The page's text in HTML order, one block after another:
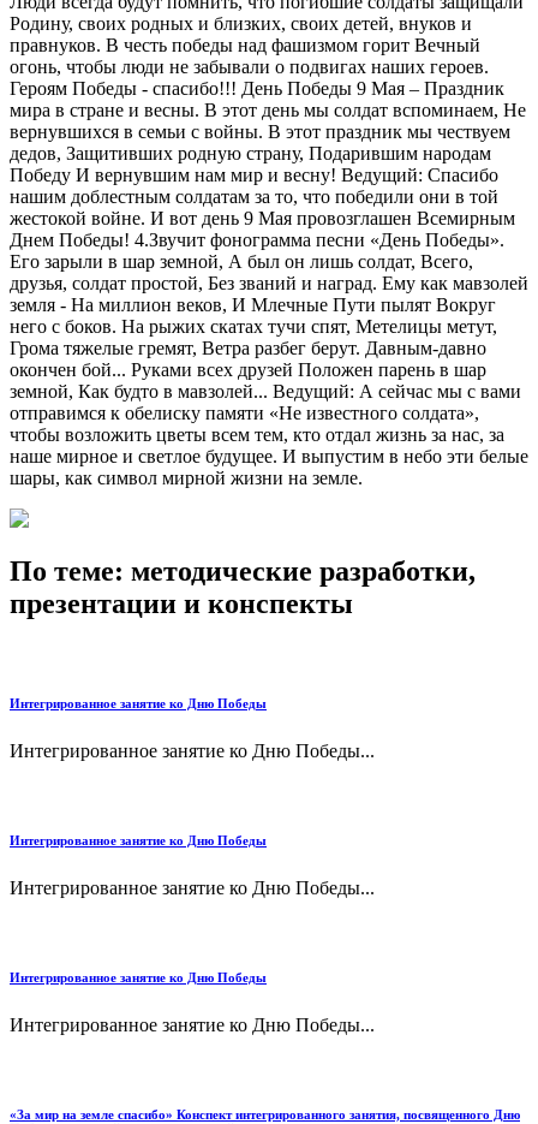
Родину, своих родных и близких, своих детей, внуков и
правнуков. В честь победы над фашизмом горит Вечный
огонь, чтобы люди не забывали о подвигах наших героев.
Героям Победы - спасибо!!! День Победы 9 Мая – Праздник
мира в стране и весны. В этот день мы солдат вспоминаем, Не
вернувшихся в семьи с войны. В этот праздник мы чествуем
дедов, Защитивших родную страну, Подарившим народам
Победу И вернувшим нам мир и весну! Ведущий: Спасибо
нашим доблестным солдатам за то, что победили они в той
жестокой войне. И вот день 9 Мая провозглашен Всемирным
Днем Победы! 4.Звучит фонограмма песни «День Победы».
Его зарыли в шар земной, А был он лишь солдат, Всего,
друзья, солдат простой, Без званий и наград. Ему как мавзолей
земля - На миллион веков, И Млечные Пути пылят Вокруг
него с боков. На рыжих скатах тучи спят, Метелицы метут,
Грома тяжелые гремят, Ветра разбег берут. Давным-давно
окончен бой... Руками всех друзей Положен парень в шар
земной, Как будто в мавзолей... Ведущий: А сейчас мы с вами
отправимся к обелиску памяти «Не известного солдата»,
чтобы возложить цветы всем тем, кто отдал жизнь за нас, за
наше мирное и светлое будущее. И выпустим в небо эти белые
шары, как символ мирной жизни на земле.
По теме: методические разработки,
презентации и конспекты
Интегрированное занятие ко Дню Победы
Интегрированное занятие ко Дню Победы...
Интегрированное занятие ко Дню Победы
Интегрированное занятие ко Дню Победы...
Интегрированное занятие ко Дню Победы
Интегрированное занятие ко Дню Победы...
«За мир на земле спасибо» Конспект интегрированного занятия, посвященного Дню